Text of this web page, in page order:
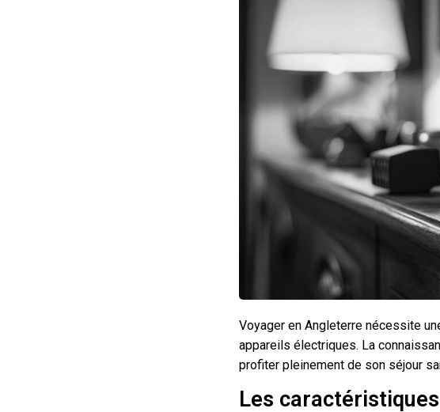
Voyager en Angleterre nécessite
appareils électriques. La
profiter pleinement de son séjour
Les